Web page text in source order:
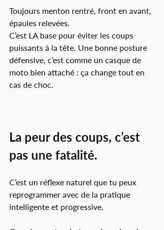
Toujours menton rentré, front en avant,
épaules relevées.
C’est LA base pour éviter les coups
puissants à la tête. Une bonne posture
défensive, c’est comme un casque de
moto bien attaché : ça change tout en
cas de choc.
La peur des coups, c’est
pas une fatalité.
C’est un réflexe naturel que tu peux
reprogrammer avec de la pratique
intelligente et progressive.